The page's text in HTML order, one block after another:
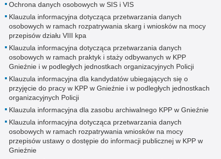
Ochrona danych osobowych w SIS i VIS
Klauzula informacyjna dotycząca przetwarzania danych
osobowych w ramach rozpatrywania skarg i wniosków na mocy
przepisów działu VIII kpa
Klauzula informacyjna dotycząca przetwarzania danych
osobowych w ramach praktyk i staży odbywanych w KPP
Gnieźnie i w podległych jednostkach organizacyjnych Policji
Klauzula informacyjna dla kandydatów ubiegających się o
przyjęcie do pracy w KPP w Gnieźnie i w podległych jednostkach
organizacyjnych Policji
Klauzula informacyjna dla zasobu archiwalnego KPP w Gnieźnie
Klauzula informacyjna dotycząca przetwarzania danych
osobowych w ramach rozpatrywania wniosków na mocy
przepisów ustawy o dostępie do informacji publicznej w KPP w
Gnieźnie